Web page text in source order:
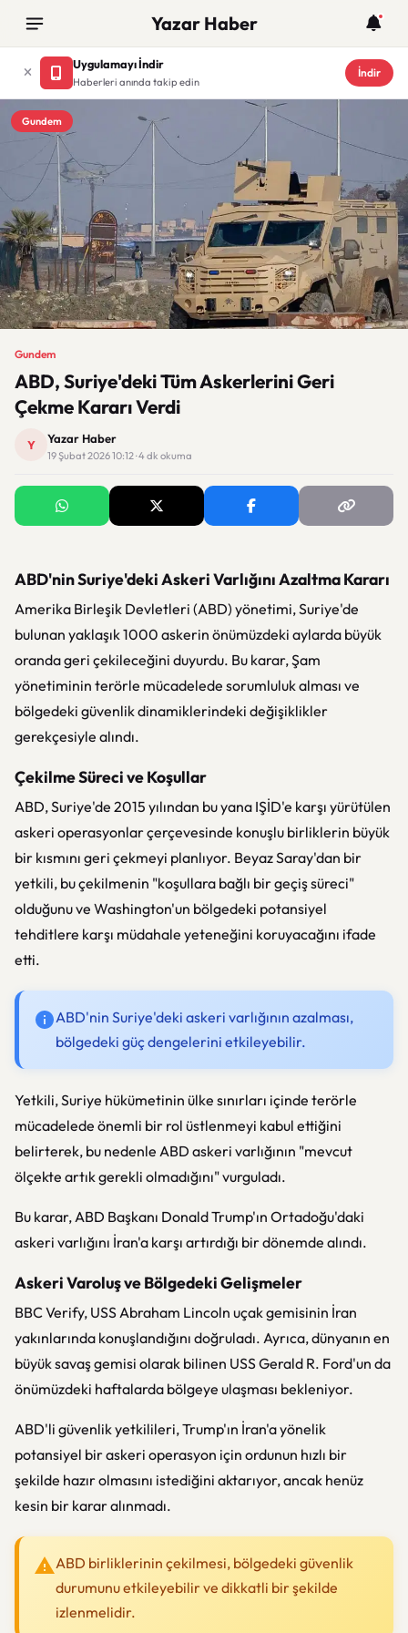
Yazar Haber
Uygulamayı İndir
Haberleri anında takip edin
İndir
Gundem
Gundem
ABD, Suriye'deki Tüm Askerlerini Geri
Çekme Kararı Verdi
Y Yazar Haber
19 Şubat 2026 10:12 · 4 dk okuma
ABD'nin Suriye'deki Askeri Varlığını Azaltma Kararı
Amerika Birleşik Devletleri (ABD) yönetimi, Suriye'de
bulunan yaklaşık 1000 askerin önümüzdeki aylarda büyük
oranda geri çekileceğini duyurdu. Bu karar, Şam
yönetiminin terörle mücadelede sorumluluk alması ve
bölgedeki güvenlik dinamiklerindeki değişiklikler
gerekçesiyle alındı.
Çekilme Süreci ve Koşullar
ABD, Suriye'de 2015 yılından bu yana IŞİD'e karşı yürütülen
askeri operasyonlar çerçevesinde konuşlu birliklerin büyük
bir kısmını geri çekmeyi planlıyor. Beyaz Saray'dan bir
yetkili, bu çekilmenin "koşullara bağlı bir geçiş süreci"
olduğunu ve Washington'un bölgedeki potansiyel
tehditlere karşı müdahale yeteneğini koruyacağını ifade
etti.
ABD'nin Suriye'deki askeri varlığının azalması,
bölgedeki güç dengelerini etkileyebilir.
Yetkili, Suriye hükümetinin ülke sınırları içinde terörle
mücadelede önemli bir rol üstlenmeyi kabul ettiğini
belirterek, bu nedenle ABD askeri varlığının "mevcut
ölçekte artık gerekli olmadığını" vurguladı.
Bu karar, ABD Başkanı Donald Trump'ın Ortadoğu'daki
askeri varlığını İran'a karşı artırdığı bir dönemde alındı.
Askeri Varoluş ve Bölgedeki Gelişmeler
BBC Verify, USS Abraham Lincoln uçak gemisinin İran
yakınlarında konuşlandığını doğruladı. Ayrıca, dünyanın en
büyük savaş gemisi olarak bilinen USS Gerald R. Ford'un da
önümüzdeki haftalarda bölgeye ulaşması bekleniyor.
ABD'li güvenlik yetkilileri, Trump'ın İran'a yönelik
potansiyel bir askeri operasyon için ordunun hızlı bir
şekilde hazır olmasını istediğini aktarıyor, ancak henüz
kesin bir karar alınmadı.
ABD birliklerinin çekilmesi, bölgedeki güvenlik
durumunu etkileyebilir ve dikkatli bir şekilde
izlenmelidir.